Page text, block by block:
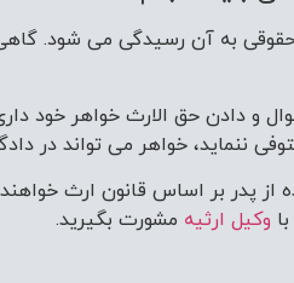
به آن رسیدگی می شود.
و دادن حق الارث خواهر خود
ننماید، خواهر می تواند در
از پدر بر اساس قانون ارث
وکیل ارثیه مشورت بگیرید.